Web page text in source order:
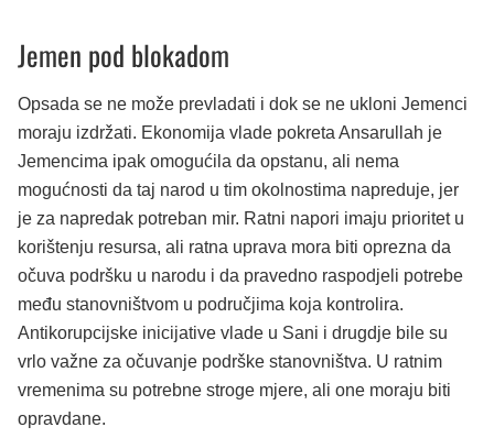
Jemen pod blokadom
Opsada se ne može prevladati i dok se ne ukloni Jemenci
moraju izdržati. Ekonomija vlade pokreta Ansarullah je
Jemencima ipak omogućila da opstanu, ali nema
mogućnosti da taj narod u tim okolnostima napreduje, jer
je za napredak potreban mir. Ratni napori imaju prioritet u
korištenju resursa, ali ratna uprava mora biti oprezna da
očuva podršku u narodu i da pravedno raspodjeli potrebe
među stanovništvom u područjima koja kontrolira.
Antikorupcijske inicijative vlade u Sani i drugdje bile su
vrlo važne za očuvanje podrške stanovništva. U ratnim
vremenima su potrebne stroge mjere, ali one moraju biti
opravdane.